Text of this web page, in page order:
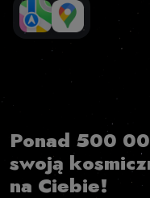
Ponad 500
swoją
na Ciebie!